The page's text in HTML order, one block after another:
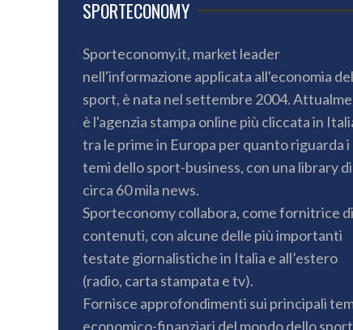
SPORTECONOMY
Sporteconomy.it, market leader
nell'informazione applicata all'economia
sport, è nata nel settembre 2004.
è l'agenzia stampa online più cliccata in
tra le prime in Europa per quanto riguarda i
temi dello sport-business, con una library di
circa 60 mila news.
Sporteconomy collabora, come fornitrice di
contenuti, con alcune delle più importanti
testate giornalistiche in Italia e all’estero
(radio, carta stampata e tv).
Fornisce approfondimenti sui principali
economico-finanziari del mondo dello